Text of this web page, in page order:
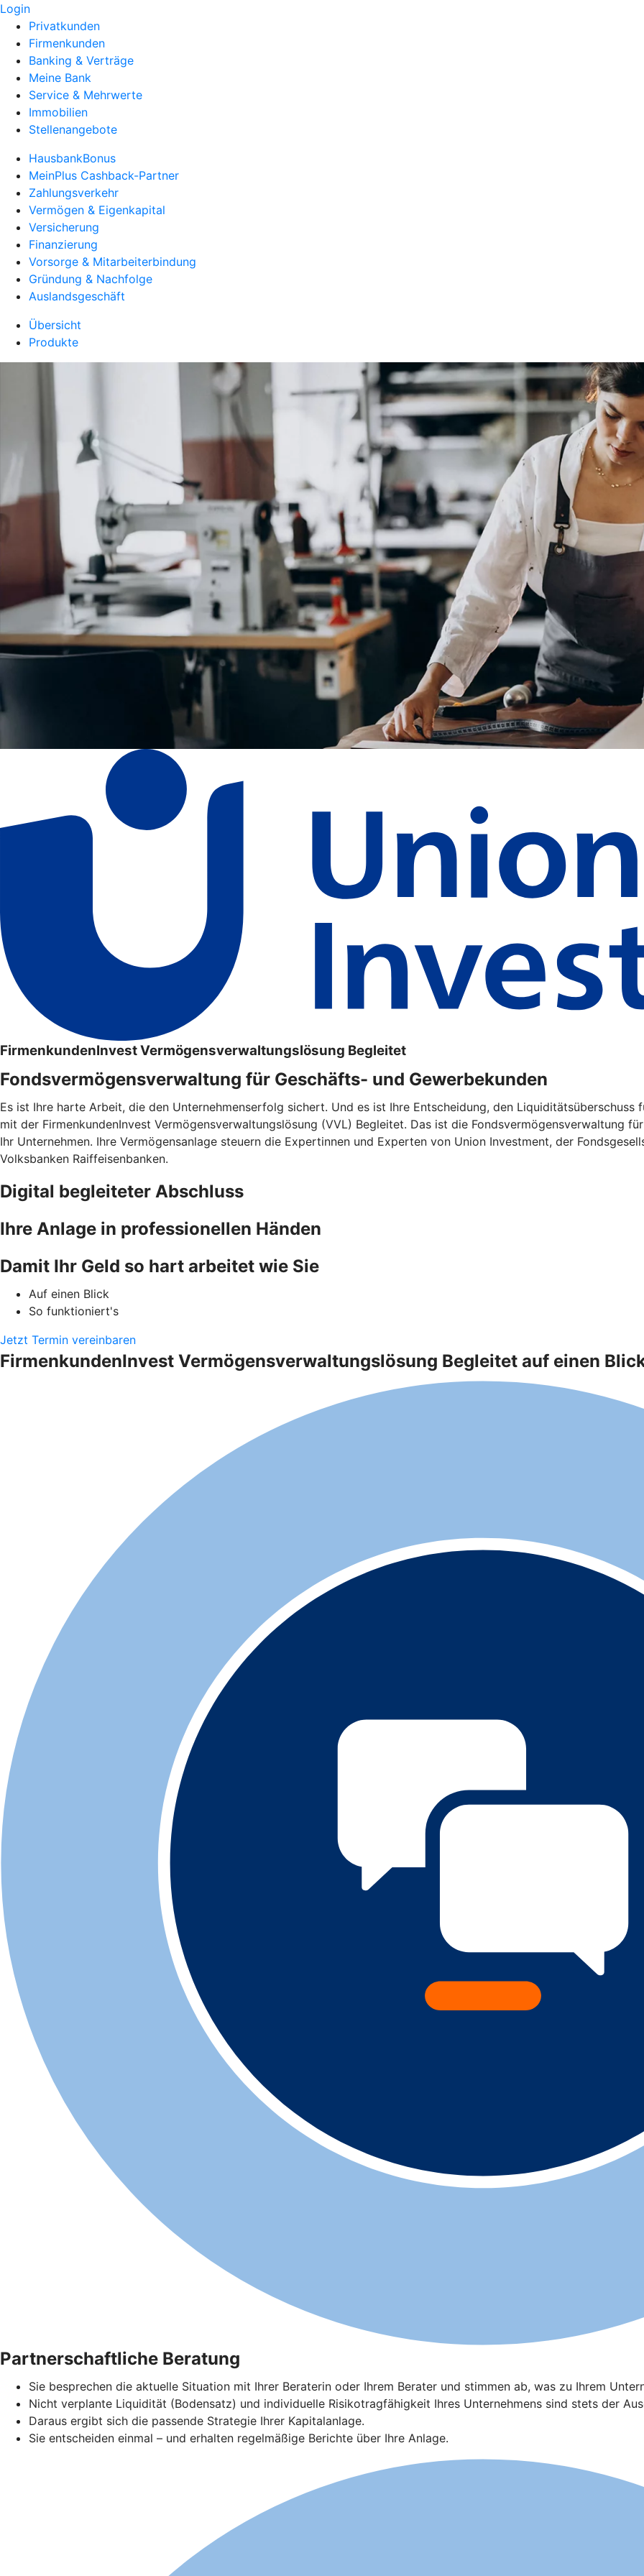
Login
Privatkunden
Firmenkunden
Banking & Verträge
Meine Bank
Service & Mehrwerte
Immobilien
Stellenangebote
HausbankBonus
MeinPlus Cashback-Partner
Zahlungsverkehr
Vermögen & Eigenkapital
Versicherung
Finanzierung
Vorsorge & Mitarbeiterbindung
Gründung & Nachfolge
Auslandsgeschäft
Übersicht
Produkte
FirmenkundenInvest Vermögensverwaltungslösung Begleitet
Fondsvermögensverwaltung für Geschäfts- und Gewerbekunden
Es ist Ihre harte Arbeit, die den Unternehmenserfolg sichert. Und es ist Ihre Entscheidung, den Liquiditätsüberschuss
mit der FirmenkundenInvest Vermögensverwaltungslösung (VVL) Begleitet. Das ist die Fondsvermögensverwaltung
Ihr Unternehmen. Ihre Vermögensanlage steuern die Expertinnen und Experten von Union Investment, der
Volksbanken Raiffeisenbanken.
Digital begleiteter Abschluss
Ihre Anlage in professionellen Händen
Damit Ihr Geld so hart arbeitet wie Sie
Auf einen Blick
So funktioniert's
Jetzt Termin vereinbaren
FirmenkundenInvest Vermögensverwaltungslösung Begleitet auf einen
Partnerschaftliche Beratung
Sie besprechen die aktuelle Situation mit Ihrer Beraterin oder Ihrem Berater und stimmen ab, was zu Ihrem
Nicht verplante Liquidität (Bodensatz) und individuelle Risikotragfähigkeit Ihres Unternehmens sind stets der
Daraus ergibt sich die passende Strategie Ihrer Kapitalanlage.
Sie entscheiden einmal – und erhalten regelmäßige Berichte über Ihre Anlage.